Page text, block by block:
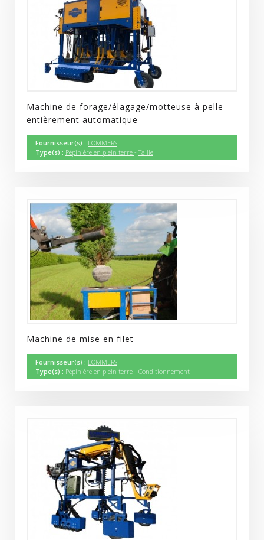
Machine de forage/élagage/motteuse à pelle
entièrement automatique
Fournisseur(s) : LOMMERS
Type(s) : Pépinière en plein terre -Taille
Machine de mise en filet
Fournisseur(s) : LOMMERS
Type(s) : Pépinière en plein terre - Conditionnement